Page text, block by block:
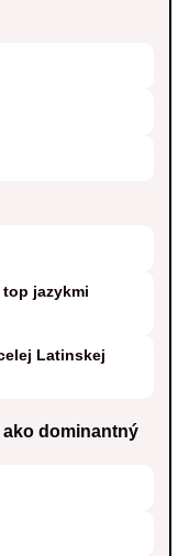
jazykmi
Latinskej
ako dominantný